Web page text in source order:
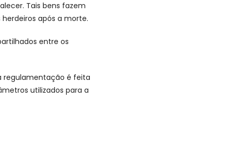
Tais bens fazem
após a morte.
entre os
regulamentação é feita
utilizados para a